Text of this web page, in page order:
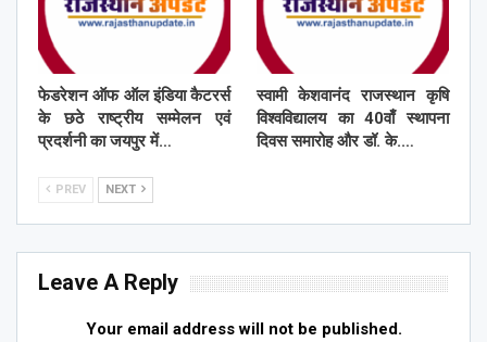
फेडरेशन ऑफ ऑल इंडिया कैटरर्स
के छठे राष्ट्रीय सम्मेलन एवं
प्रदर्शनी का जयपुर में…
स्वामी केशवानंद राजस्थान कृषि
विश्वविद्यालय का 40वाँ स्थापना
दिवस समारोह और डॉ. के.…
PREV NEXT
Leave A Reply
Your email address will not be published.